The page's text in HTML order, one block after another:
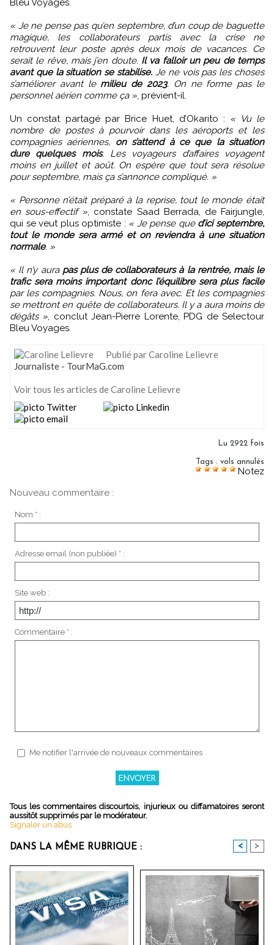
Bleu Voyages.
« Je ne pense pas qu’en septembre, d’un coup de baguette
magique, les collaborateurs partis avec la crise ne
retrouvent leur poste après deux mois de vacances. Ce
serait le rêve, mais j’en doute. Il va falloir un peu de temps
avant que la situation se stabilise. Je ne vois pas les choses
s’améliorer avant le milieu de 2023. On ne forme pas le
personnel aérien comme ça », prévient-il.
Un constat partagé par Brice Huet, d’Okarito : « Vu le
nombre de postes à pourvoir dans les aéroports et les
compagnies aériennes, on s’attend à ce que la situation
dure quelques mois. Les voyageurs d’affaires voyagent
moins en juillet et août. On espère que tout sera résolue
pour septembre, mais ça s’annonce compliqué. »
« Personne n’était préparé à la reprise, tout le monde était
en sous-effectif », constate Saad Berrada, de Fairjungle,
qui se veut plus optimiste : « Je pense que d’ici septembre,
tout le monde sera armé et on reviendra à une situation
normale. »
« Il n’y aura pas plus de collaborateurs à la rentrée, mais le
trafic sera moins important donc l’équilibre sera plus facile
par les compagnies. Nous, on fera avec. Et les compagnies
se mettront en quête de collaborateurs. Il y a aura moins de
dégâts », conclut Jean-Pierre Lorente, PDG de Selectour
Bleu Voyages.
Publié par Caroline Lelievre
Journaliste - TourMaG.com
Voir tous les articles de Caroline Lelievre
Lu 2922 fois
Tags : vols annulés
Notez
Nouveau commentaire :
Nom * :
Adresse email (non publiée) * :
Site web :
Commentaire * :
Me notifier l'arrivée de nouveaux commentaires
Tous les commentaires discourtois, injurieux ou diffamatoires seront
aussitôt supprimés par le modérateur.
Signaler un abus
DANS LA MÊME RUBRIQUE : < >